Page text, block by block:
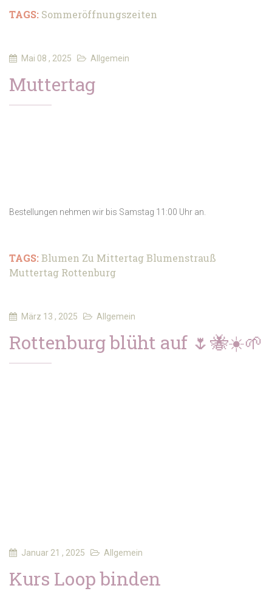
TAGS: Sommeröffnungszeiten
Mai 08 , 2025 Allgemein
Muttertag
Bestellungen nehmen wir bis Samstag 11:00 Uhr an.
TAGS:Blumen Zu MittertagBlumenstrauß
Muttertag Rottenburg
März 13 , 2025 Allgemein
Rottenburg blüht auf 🌷🐝☀️🌱
Januar 21 , 2025 Allgemein
Kurs Loop binden